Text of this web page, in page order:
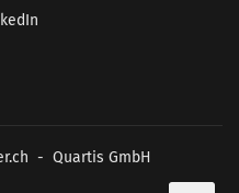
- Quartis GmbH